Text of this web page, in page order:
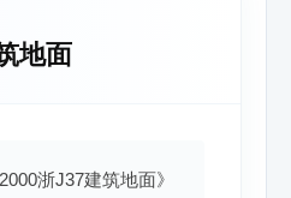
地面
2000浙J37建筑地面》